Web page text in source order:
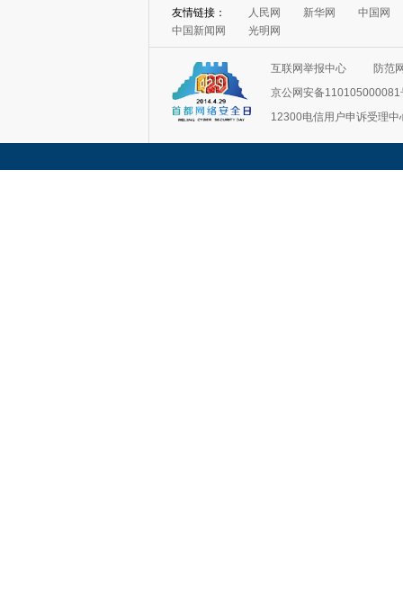
友情链接： 人民网 新华网
中国网
中国新闻网
光明网
互联网举报中心
防范
京公网安备110105000081
12300电信用户申诉受理中